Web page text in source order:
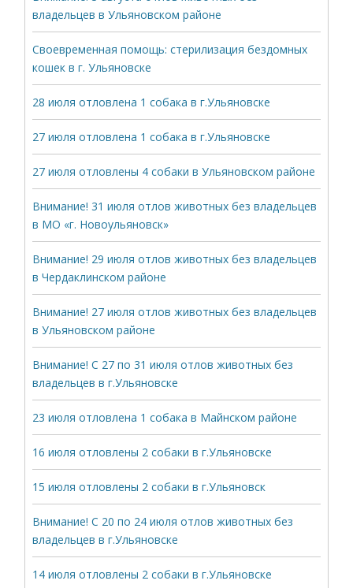
владельцев в Ульяновском районе
Своевременная помощь: стерилизация бездомных
кошек в г. Ульяновске
28 июля отловлена 1 собака в г.Ульяновске
27 июля отловлена 1 собака в г.Ульяновске
27 июля отловлены 4 собаки в Ульяновском районе
Внимание! 31 июля отлов животных без владельцев
в МО «г. Новоульяновск»
Внимание! 29 июля отлов животных без владельцев
в Чердаклинском районе
Внимание! 27 июля отлов животных без владельцев
в Ульяновском районе
Внимание! С 27 по 31 июля отлов животных без
владельцев в г.Ульяновске
23 июля отловлена 1 собака в Майнском районе
16 июля отловлены 2 собаки в г.Ульяновске
15 июля отловлены 2 собаки в г.Ульяновск
Внимание! С 20 по 24 июля отлов животных без
владельцев в г.Ульяновске
14 июля отловлены 2 собаки в г.Ульяновске